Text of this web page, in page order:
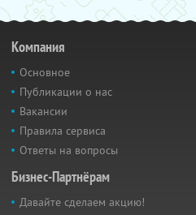
Компания
Основное
Публикации о нас
Вакансии
Правила сервиса
Ответы на вопросы
Бизнес-Партнёрам
Давайте сделаем акцию!